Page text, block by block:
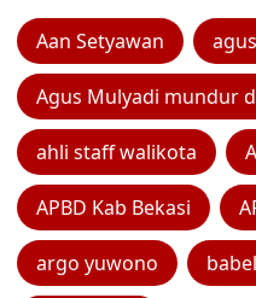
Aan Setyawan
Agus Mulyadi mundur
ahli staff walikota
APBD Kab Bekasi
argo yuwono